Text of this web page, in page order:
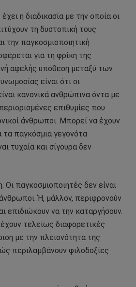
η διαδικασία με την οποία οι
τη δυστοπική τους
την παγκοσμιοποιητική
για τη φρίκη της
αφελής υπόθεση μεταξύ των
είναι ότι οι
κανονικά ανθρώπινα όντα με
επιθυμίες που
άνθρωποι. Μπορεί να έχουν
τα παγκόσμια γεγονότα
τυχαία και σίγουρα δεν
Οι παγκοσμιοποιητές δεν είναι
Ή, μάλλον, περιφρονούν
επιδιώκουν να την καταργήσουν.
έχουν τελείως διαφορετικές
με την πλειονότητα της
περιλαμβάνουν φιλοδοξίες